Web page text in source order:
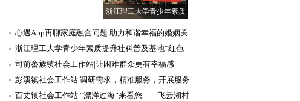
浙江理工大学青少年素质
心遇App再聊家庭融合问题 助力和谐幸福的婚姻关
系
浙江理工大学青少年素质提升社科普及基地“红色
科普行”实践团
司前畲族镇社会工作站|让困难群众更有幸福感
的“清单”
彭溪镇社会工作站|调研需求，精准服务，开展服务
需求调查工作
百丈镇社会工作站|“漂洋过海”来看您——飞云湖村